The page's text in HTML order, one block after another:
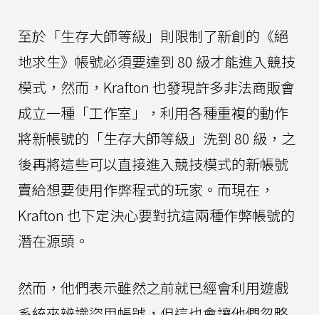
至於「生存大師等級」則限制了新創的《絕
地求生》帳號必須要達到 80 級才能進入競技
模式，然而，Krafton 也發現許多非法商販會
成立一種「工作室」，利用各種重複的動作
將新帳號的「生存大師等級」洗到 80 級，之
後再將這些可以直接進入競技模式的新帳號
賣給想要使用作弊程式的玩家。而現在，
Krafton 也下定決心要對抗這兩種作弊帳號的
潛在源頭。
然而，他們表示雖然之前就已經會利用遊戲